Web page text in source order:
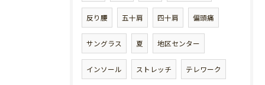
反り腰 五十肩 四十肩 偏頭痛
サングラス 夏 地区センター
インソール ストレッチ テレワーク